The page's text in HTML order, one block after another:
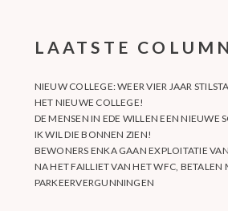
LAATSTE
NIEUW COLLEGE: WEER VIER JAAR
HET NIEUWE COLLEGE!
DE MENSEN IN EDE WILLEN EEN NIEUWE
IK WIL DIE BONNEN ZIEN!
BEWONERS ENKA GAAN EXPLOITATIE
NA HET FAILLIET VAN HET WFC, BETALEN
PARKEERVERGUNNINGEN